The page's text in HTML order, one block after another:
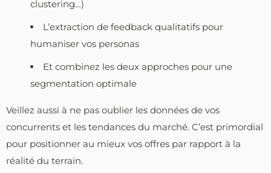
clustering…)
L’extraction de feedback qualitatifs pour
humaniser vos personas
Et combinez les deux approches pour une
segmentation optimale
Veillez aussi à ne pas oublier les données de vos
concurrents et les tendances du marché. C’est primordial
pour positionner au mieux vos offres par rapport à la
réalité du terrain.